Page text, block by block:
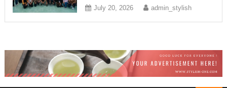
July 20, 2026 admin_stylish